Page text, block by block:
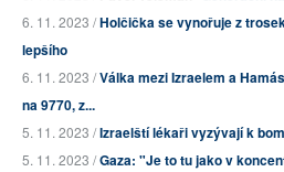
6. 11. 2023 /Holčička se vynořuje z
lepšího
6. 11. 2023 /Válka mezi Izraelem a
na 9770, z...
5. 11. 2023 /Izraelští lékaři vyzývají k
5. 11. 2023 /Gaza: "Je to tu jako v